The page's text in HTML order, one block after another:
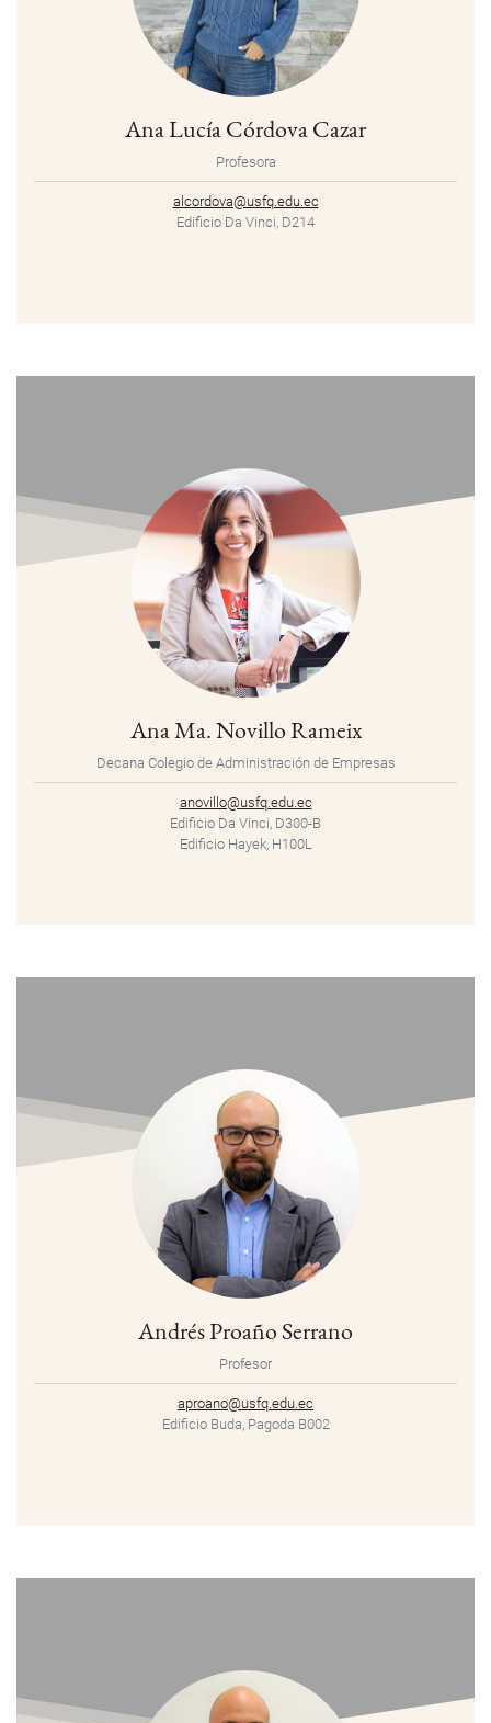
Ana Lucía Córdova Cazar
Profesora
alcordova@usfq.edu.ec
Edificio Da Vinci, D214
Ana Ma. Novillo Rameix
Decana Colegio de Administración de Empresas
anovillo@usfq.edu.ec
Edificio Da Vinci, D300-B
Edificio Hayek, H100L
Andrés Proaño Serrano
Profesor
aproano@usfq.edu.ec
Edificio Buda, Pagoda B002